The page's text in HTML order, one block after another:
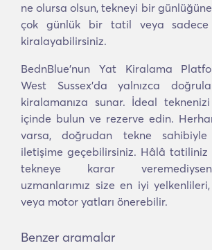
ne olursa olsun, tekneyi bir
çok günlük bir tatil veya
kiralayabilirsiniz.
BednBlue'nun Yat Kiralama
West Sussex'da yalnızca
kiralamanıza sunar. İdeal
içinde bulun ve rezerve edin.
varsa, doğrudan tekne
iletişime geçebilirsiniz. Hâlâ tatiliniz
tekneye karar
uzmanlarımız size en iyi
veya motor yatları önerebilir.
Benzer aramalar